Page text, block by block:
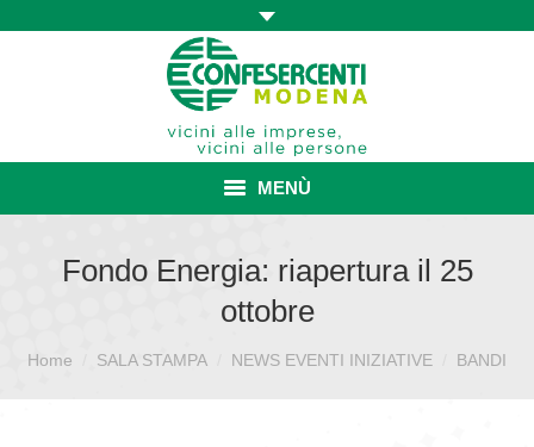
MENÙ
ASSOCIAZIONE
ISCRIZIONE E VANTAGGI
Fondo Energia: riapertura il 25
ottobre
Sei qui:
Home SALA STAMPA NEWS EVENTI INIZIATIVE BANDI